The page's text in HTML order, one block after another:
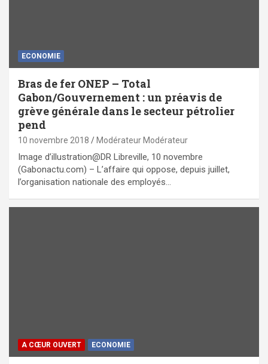
ECONOMIE
Bras de fer ONEP – Total
Gabon/Gouvernement : un préavis de
grève générale dans le secteur pétrolier
pend
10 novembre 2018 Modérateur Modérateur
Image d’illustration@DR Libreville, 10 novembre
(Gabonactu.com) – L’affaire qui oppose, depuis juillet,
l’organisation nationale des employés…
A CŒUR OUVERT ECONOMIE